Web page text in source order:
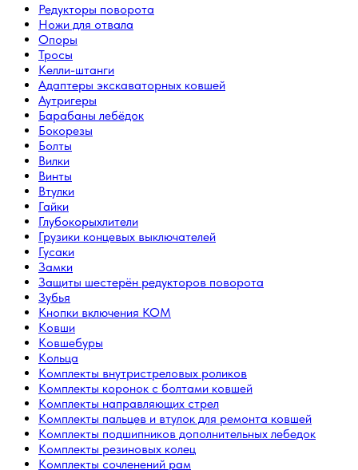
Редукторы поворота
Ножи для отвала
Опоры
Тросы
Келли-штанги
Адаптеры экскаваторных ковшей
Аутригеры
Барабаны лебёдок
Бокорезы
Болты
Вилки
Винты
Втулки
Гайки
Глубокорыхлители
Грузики концевых выключателей
Гусаки
Замки
Защиты шестерён редукторов поворота
Зубья
Кнопки включения КОМ
Ковши
Ковшебуры
Кольца
Комплекты внутристреловых роликов
Комплекты коронок с болтами ковшей
Комплекты направляющих стрел
Комплекты пальцев и втулок для ремонта ковшей
Комплекты подшипников дополнительных лебедок
Комплекты резиновых колец
Комплекты сочленений рам